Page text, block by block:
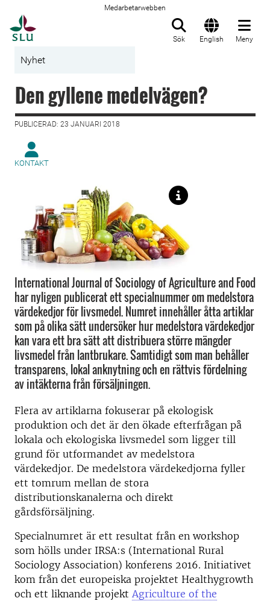
Medarbetarwebben
Sök English Meny
Nyhet
Den gyllene medelvägen?
PUBLICERAD: 23 JANUARI 2018
KONTAKT
International Journal of Sociology of Agriculture and Food
har nyligen publicerat ett specialnummer om medelstora
värdekedjor för livsmedel. Numret innehåller åtta artiklar
som på olika sätt undersöker hur medelstora värdekedjor
kan vara ett bra sätt att distribuera större mängder
livsmedel från lantbrukare. Samtidigt som man behåller
transparens, lokal anknytning och en rättvis fördelning
av intäkterna från försäljningen.
Flera av artiklarna fokuserar på ekologisk
produktion och det är den ökade efterfrågan på
lokala och ekologiska livsmedel som ligger till
grund för utformandet av medelstora
värdekedjor. De medelstora värdekedjorna fyller
ett tomrum mellan de stora
distributionskanalerna och direkt
gårdsförsäljning.
Specialnumret är ett resultat från en workshop
som hölls under IRSA:s (International Rural
Sociology Association) konferens 2016. Initiativet
kom från det europeiska projektet Healthygrowth
och ett liknande projekt Agriculture of the